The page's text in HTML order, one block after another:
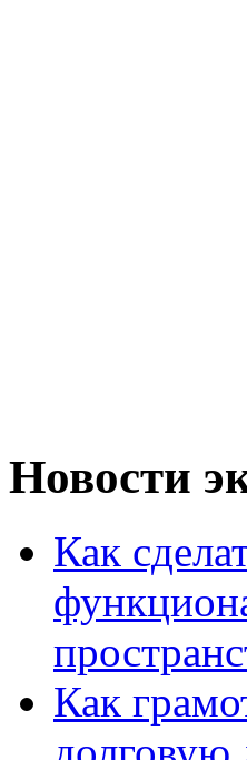
Новости
Как
Как